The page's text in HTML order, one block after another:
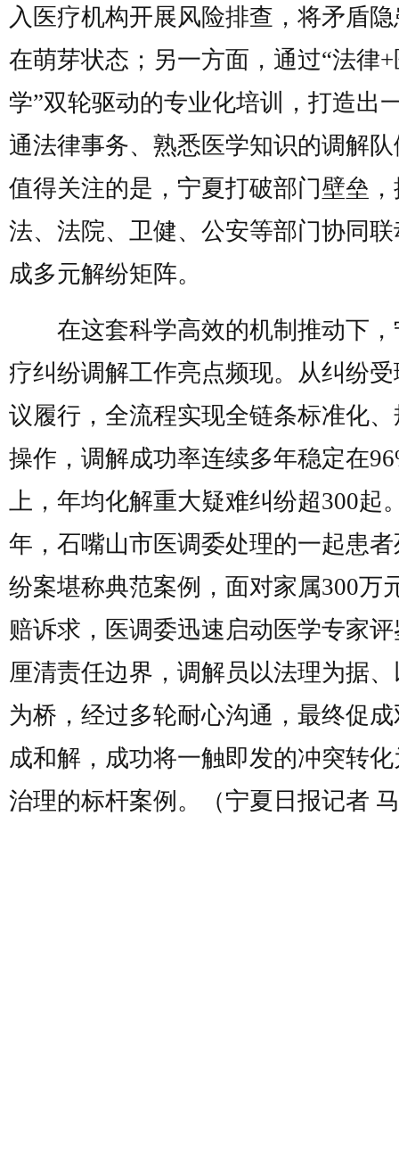
入医疗机构开展风险排查，将矛盾
在萌芽状态；另一方面，通过“法律+
学”双轮驱动的专业化培训，打造出
通法律事务、熟悉医学知识的调解
值得关注的是，宁夏打破部门壁垒
法、法院、卫健、公安等部门协同
成多元解纷矩阵。
在这套科学高效的机制推动下，
疗纠纷调解工作亮点频现。从纠纷
议履行，全流程实现全链条标准化
操作，调解成功率连续多年稳定在
上，年均化解重大疑难纠纷超300起
年，石嘴山市医调委处理的一起患
纷案堪称典范案例，面对家属300万
赔诉求，医调委迅速启动医学专家
厘清责任边界，调解员以法理为据
为桥，经过多轮耐心沟通，最终促
成和解，成功将一触即发的冲突转
治理的标杆案例。（宁夏日报记者